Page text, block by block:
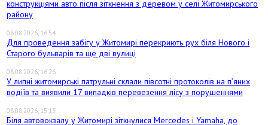
конструкціями авто після зіткнення з деревом у селі Житомирського
району
08.08.2026, 16:54
Для проведення забігу у Житомирі перекриють рух біля Нового і
Старого бульварів та ще дві вулиці
08.08.2026, 16:26
У липні житомирські патрульні склали півсотні протоколів на пʼяних
водіїв та виявили 17 випадків перевезення лісу з порушеннями
08.08.2026, 15:13
Біля автовокзалу у Житомирі зіткнулися Mercedes і Yamaha, до